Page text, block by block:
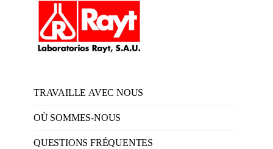
TRAVAILLE AVEC NOUS
OÙ SOMMES-NOUS
QUESTIONS FRÉQUENTES